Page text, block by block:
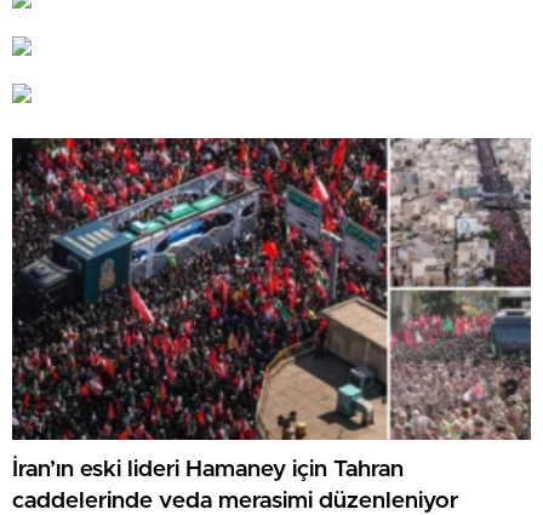
İran’ın eski lideri Hamaney için Tahran
caddelerinde veda merasimi düzenleniyor